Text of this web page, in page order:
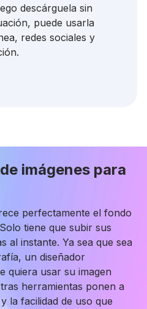
descárguela sin
puede usarla
redes sociales y
imágenes para
perfectamente el fondo
tiene que subir sus
al instante. Ya sea que sea
un diseñador
quiera usar su imagen
herramientas ponen a
la facilidad de uso que